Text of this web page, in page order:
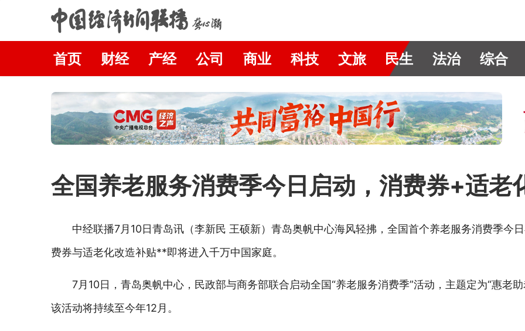
首页 财经 产经 公司 商业 科技 文旅 民生 法治 综合
全国养老服务消费季今日启动，消费券+适老
中经联播7月10日青岛讯（李新民 王硕新）青岛奥帆中心海风轻拂，全国首个养老服务消费季今
费券与适老化改造补贴**即将进入千万中国家庭。
7月10日，青岛奥帆中心，民政部与商务部联合启动全国“养老服务消费季”活动，主题定为“惠老助
该活动将持续至今年12月。